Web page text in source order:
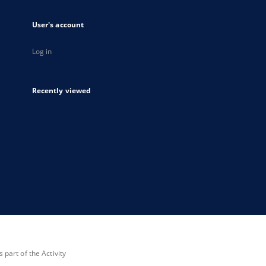
User's account
Log in
Recently viewed
part of the Activity